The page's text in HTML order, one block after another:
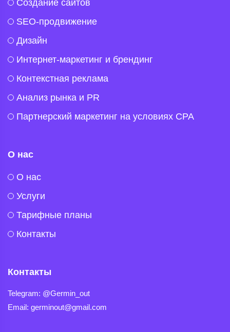
Создание сайтов
SEO-продвижение
Дизайн
Интернет-маркетинг и брендинг
Контекстная реклама
Анализ рынка и PR
Партнерский маркетинг на условиях CPA
О нас
O нас
Услуги
Тарифные планы
Контакты
Контакты
Telegram: @Germin_out
Email: germinout@gmail.com